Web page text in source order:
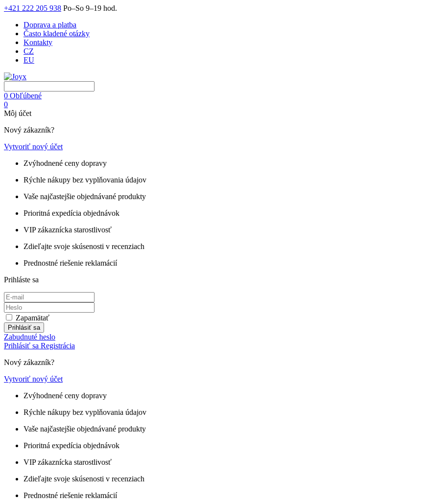
+421 222 205 938 Po–So 9–19 hod.
Doprava a platba
Často kladené otázky
Kontakty
CZ
EU
0 Obľúbené
0
Môj účet
Nový zákazník?
Vytvoriť nový účet
Zvýhodnené ceny dopravy
Rýchle nákupy bez vyplňovania údajov
Vaše najčastejšie objednávané produkty
Prioritná expedícia objednávok
VIP zákaznícka starostlivosť
Zdieľajte svoje skúsenosti v recenziach
Prednostné riešenie reklamácií
Prihláste sa
Zapamätať
Prihlásiť sa
Zabudnuté heslo
Prihlásiť sa Registrácia
Nový zákazník?
Vytvoriť nový účet
Zvýhodnené ceny dopravy
Rýchle nákupy bez vyplňovania údajov
Vaše najčastejšie objednávané produkty
Prioritná expedícia objednávok
VIP zákaznícka starostlivosť
Zdieľajte svoje skúsenosti v recenziach
Prednostné riešenie reklamácií